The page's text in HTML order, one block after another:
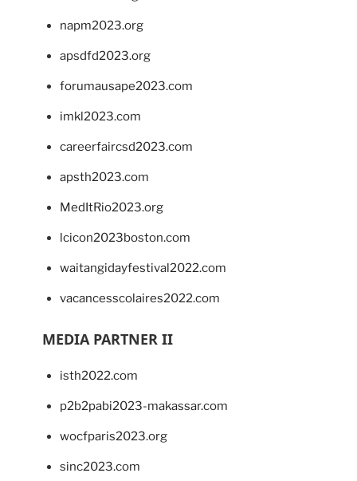
napm2023.org
apsdfd2023.org
forumausape2023.com
imkl2023.com
careerfaircsd2023.com
apsth2023.com
MedItRio2023.org
lcicon2023boston.com
waitangidayfestival2022.com
vacancesscolaires2022.com
MEDIA PARTNER II
isth2022.com
p2b2pabi2023-makassar.com
wocfparis2023.org
sinc2023.com